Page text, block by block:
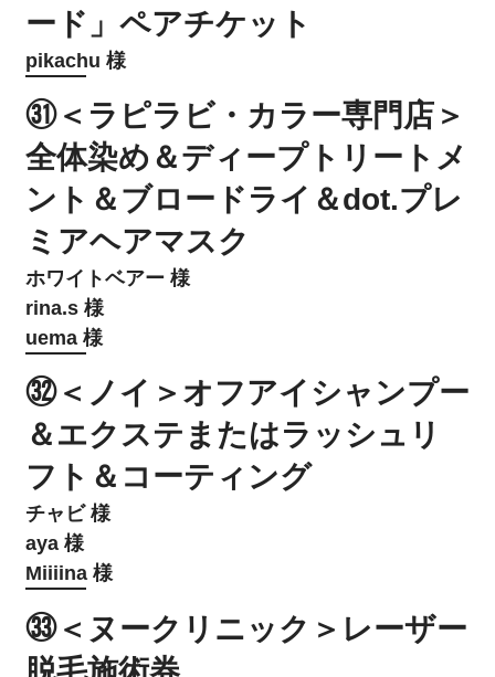
ード」ペアチケット
pikachu 様
㉛＜ラピラビ・カラー専門店＞
全体染め＆ディープトリートメ
ント＆ブロードライ＆dot.プレ
ミアヘアマスク
ホワイトベアー 様
rina.s 様
uema 様
㉜＜ノイ＞オフアイシャンプー
＆エクステまたはラッシュリ
フト＆コーティング
チャビ 様
aya 様
Miiiina 様
㉝＜ヌークリニック＞レーザー